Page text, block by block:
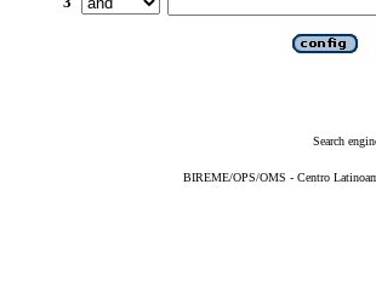
Search
BIREME/OPS/OMS - Centro